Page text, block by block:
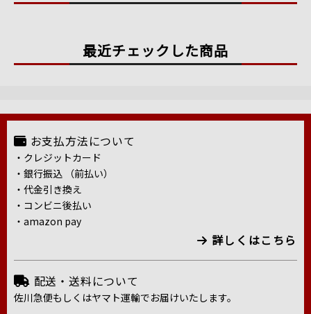
最近チェックした商品
お支払方法について
・クレジットカード
・銀行振込 （前払い）
・代金引き換え
・コンビニ後払い
・amazon pay
詳しくはこちら
配送・送料について
佐川急便もしくはヤマト運輸でお届けいたします。